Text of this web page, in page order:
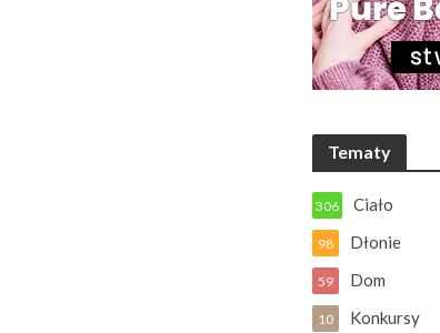
Tematy
Ciało
306
Dłonie
98
Dom
59
Konkursy
10